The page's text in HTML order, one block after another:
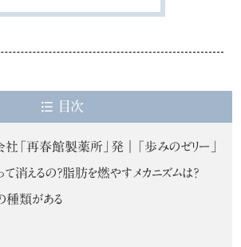
目次
「再春館製薬所」発｜「歩みのゼリー」
消えるの？脂肪を燃やすメカニズムは？
種類がある